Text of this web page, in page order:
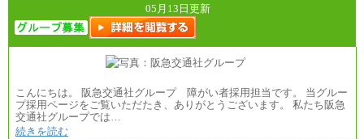
05月13日更新
こんにちは。 阪急交通社グループ 障がい者採用担当です。 当グルー
プ採用ページをご覧いただたき、ありがとうございます。 私たち阪急
交通社グループでは…
続きを読む